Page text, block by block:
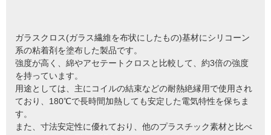
ガラスクロス(ガラス繊維を布状にしたもの)基材にシリコーン
系の粘着剤を塗布した製品です。
強度が高く、綿やアセテートクロスと比較して、約3倍の強度
を持っています。
用途としては、主にコイルの結束などの耐熱絶縁用で使用され
ており、180℃で長時間加熱しても安定した電気特性を保ちま
す。
また、寸法安定性に優れており、他のプラスチック素材と比べ